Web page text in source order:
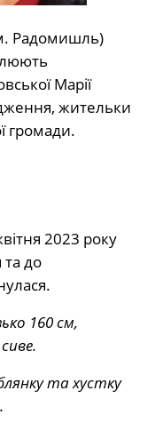
Радомишль)
Марії
жительки
громади.
2023 року
до
160 см,
та хустку